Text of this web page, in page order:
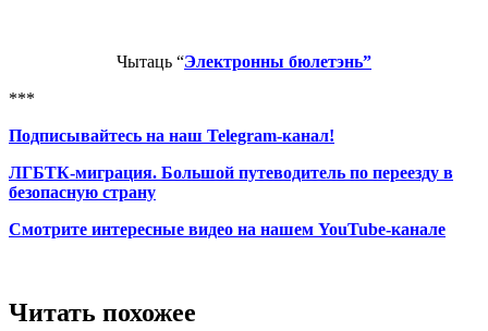
Чытаць “Электронны бюлетэнь”
***
Подписывайтесь на наш Telegram-канал!
ЛГБТК-миграция. Большой путеводитель по переезду в
безопасную страну
Смотрите интересные видео на нашем YouTube-канале
Читать похожее